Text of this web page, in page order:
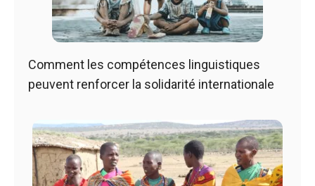
Comment les compétences linguistiques
peuvent renforcer la solidarité internationale